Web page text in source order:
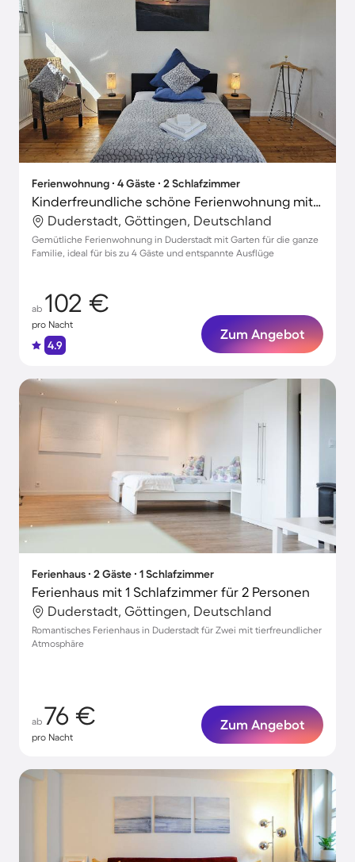
Ferienwohnung ∙ 4 Gäste ∙ 2 Schlafzimmer
Kinderfreundliche schöne Ferienwohnung mit Garten | Perfekt für die Arbeit von Zuhause
Duderstadt, Göttingen, Deutschland
Gemütliche Ferienwohnung in Duderstadt mit Garten für die ganze
Familie, ideal für bis zu 4 Gäste und entspannte Ausflüge
ab 102 €
pro Nacht
4.9
Zum Angebot
Ferienhaus ∙ 2 Gäste ∙ 1 Schlafzimmer
Ferienhaus mit 1 Schlafzimmer für 2 Personen
Duderstadt, Göttingen, Deutschland
Romantisches Ferienhaus in Duderstadt für Zwei mit tierfreundlicher
Atmosphäre
ab 76 €
pro Nacht
Zum Angebot